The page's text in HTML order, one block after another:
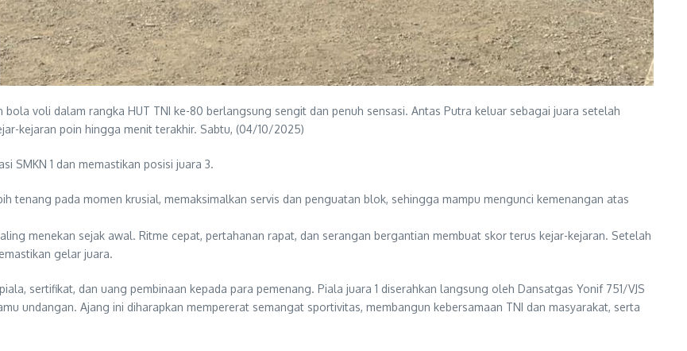
voli dalam rangka HUT TNI ke-80 berlangsung sengit dan penuh sensasi. Antas Putra keluar sebagai juara setelah
kejaran poin hingga menit terakhir. Sabtu, (04/10/2025)
SMKN 1 dan memastikan posisi juara 3.
tenang pada momen krusial, memaksimalkan servis dan penguatan blok, sehingga mampu mengunci kemenangan atas
menekan sejak awal. Ritme cepat, pertahanan rapat, dan serangan bergantian membuat skor terus kejar-kejaran. Setelah
gelar juara.
sertifikat, dan uang pembinaan kepada para pemenang. Piala juara 1 diserahkan langsung oleh Dansatgas Yonif 751/VJS
undangan. Ajang ini diharapkan mempererat semangat sportivitas, membangun kebersamaan TNI dan masyarakat, serta